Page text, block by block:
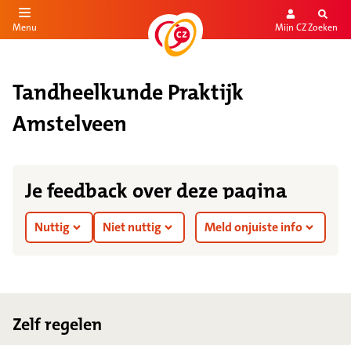
de inhoud
Menu Mijn CZZoeken
Tandheelkunde Praktijk
Amstelveen
Je feedback over deze pagina
Nuttig Niet nuttig Meld onjuiste info
Zelf regelen